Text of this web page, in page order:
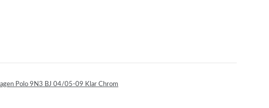
Polo 9N3 BJ 04/05-09 Klar Chrom